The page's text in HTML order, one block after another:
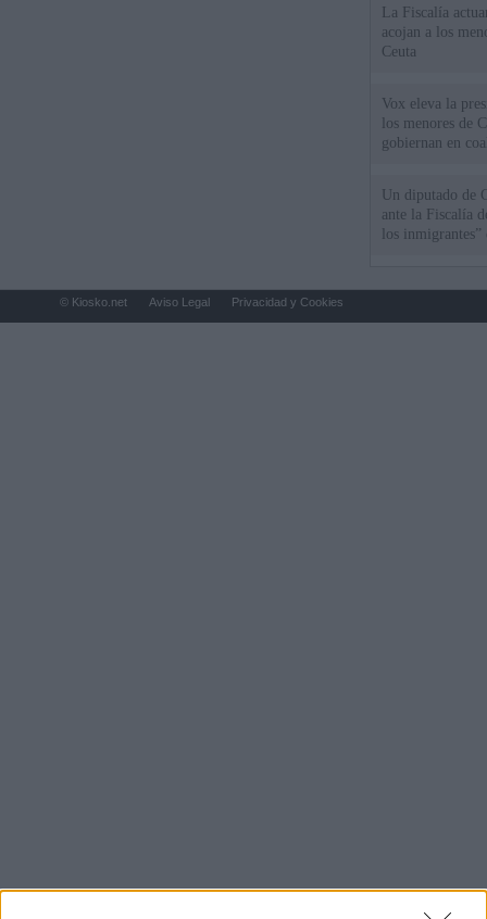
La Fiscalía
acojan a los
Ceuta
Vox eleva la
los menores de
gobiernan en
Un diputado de
ante la Fiscalía
los inmigrantes”
© Kiosko.net Aviso Legal Privacidad y Cookies